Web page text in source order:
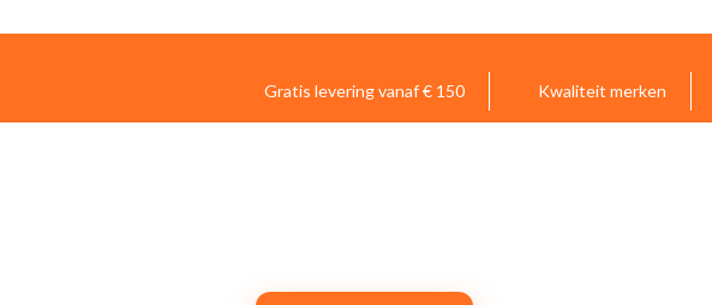
Gratis levering vanaf € 150
Kwaliteit merken